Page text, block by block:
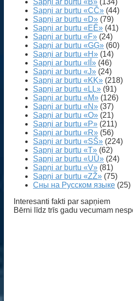
Sapņi ar burtu «B» (134)
Sapņi ar burtu «CČ» (44)
Sapņi ar burtu «D» (79)
Sapņi ar burtu «EĒ» (41)
Sapņi ar burtu «F» (24)
Sapņi ar burtu «GĢ» (60)
Sapņi ar burtu «H» (14)
Sapņi ar burtu «IĪ» (46)
Sapņi ar burtu «J» (24)
Sapņi ar burtu «KĶ» (218)
Sapņi ar burtu «LĻ» (91)
Sapņi ar burtu «M» (126)
Sapņi ar burtu «N» (37)
Sapņi ar burtu «O» (21)
Sapņi ar burtu «P» (211)
Sapņi ar burtu «R» (56)
Sapņi ar burtu «SŠ» (224)
Sapņi ar burtu «T» (62)
Sapņi ar burtu «UŪ» (24)
Sapņi ar burtu «V» (81)
Sapņi ar burtu «ZŽ» (75)
Сны на Русском языке (25)
Interesanti fakti par sapņiem
Bērni līdz trīs gadu vecumam